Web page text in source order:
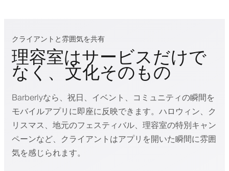
クライアントと雰囲気を共有
理容室はサービスだけで
なく、文化そのもの
Barberlyなら、祝日、イベント、コミュニティの瞬間を
モバイルアプリに即座に反映できます。ハロウィン、ク
リスマス、地元のフェスティバル、理容室の特別キャン
ペーンなど、クライアントはアプリを開いた瞬間に雰囲
気を感じられます。